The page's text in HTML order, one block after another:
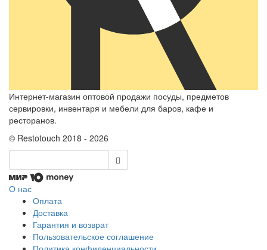
Интернет-магазин оптовой продажи посуды, предметов
сервировки, инвентаря и мебели для баров, кафе и
ресторанов.
© Restotouch 2018 - 2026
О нас
Оплата
Доставка
Гарантия и возврат
Пользовательское соглашение